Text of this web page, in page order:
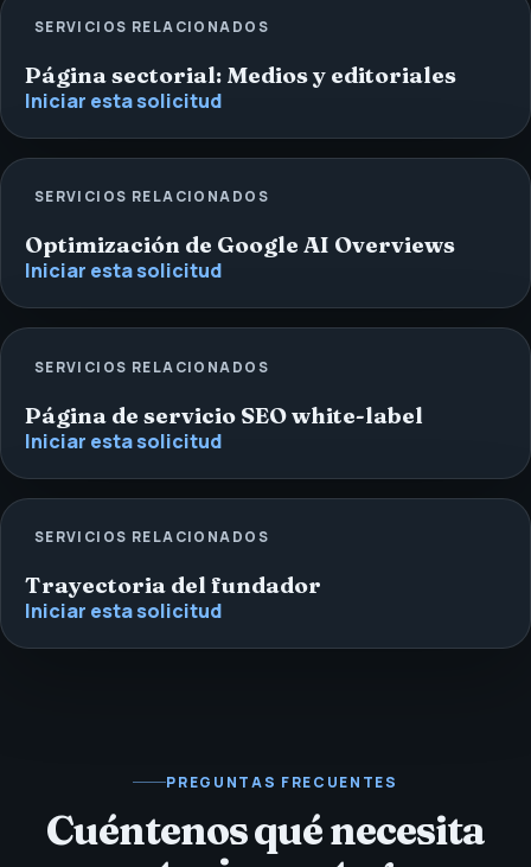
SERVICIOS RELACIONADOS
Página sectorial: Medios y editoriales
Iniciar esta solicitud
SERVICIOS RELACIONADOS
Optimización de Google AI Overviews
Iniciar esta solicitud
SERVICIOS RELACIONADOS
Página de servicio SEO white-label
Iniciar esta solicitud
SERVICIOS RELACIONADOS
Trayectoria del fundador
Iniciar esta solicitud
PREGUNTAS FRECUENTES
Cuéntenos qué necesita